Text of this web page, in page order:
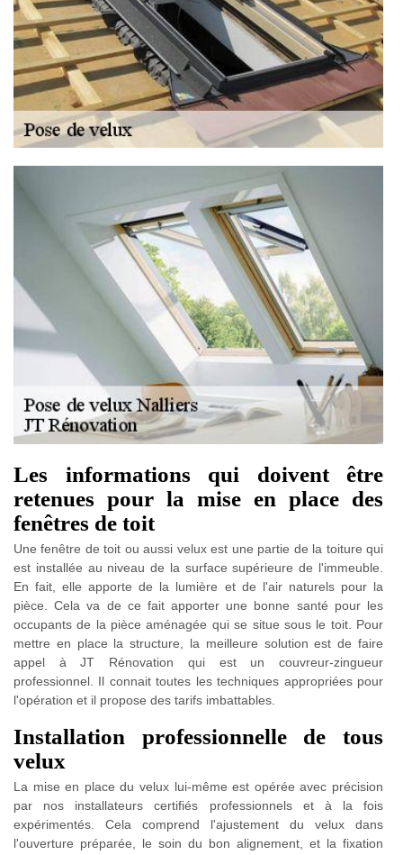
Les informations qui doivent être
retenues pour la mise en place des
fenêtres de toit
Une fenêtre de toit ou aussi velux est une partie de la toiture qui
est installée au niveau de la surface supérieure de l'immeuble.
En fait, elle apporte de la lumière et de l'air naturels pour la
pièce. Cela va de ce fait apporter une bonne santé pour les
occupants de la pièce aménagée qui se situe sous le toit. Pour
mettre en place la structure, la meilleure solution est de faire
appel à JT Rénovation qui est un couvreur-zingueur
professionnel. Il connait toutes les techniques appropriées pour
l'opération et il propose des tarifs imbattables.
Installation professionnelle de tous
velux
La mise en place du velux lui-même est opérée avec précision
par nos installateurs certifiés professionnels et à la fois
expérimentés. Cela comprend l'ajustement du velux dans
l'ouverture préparée, le soin du bon alignement, et la fixation